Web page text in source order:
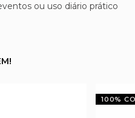
ou uso diário prático
100%